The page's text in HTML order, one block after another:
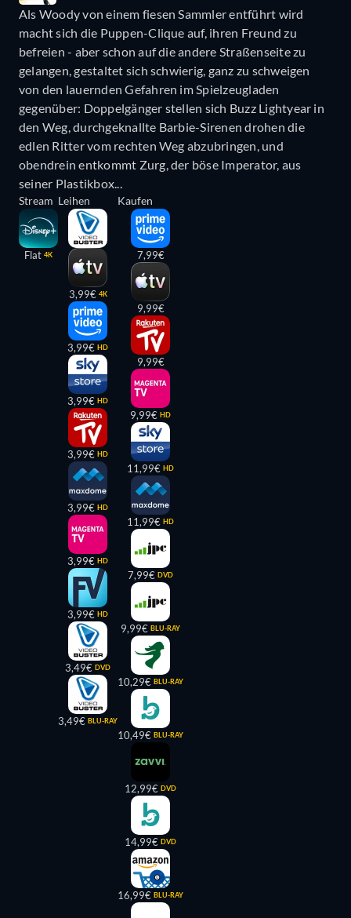
Als Woody von einem fiesen Sammler entführt wird
macht sich die Puppen-Clique auf, ihren Freund zu
befreien - aber schon auf die andere Straßenseite zu
gelangen, gestaltet sich schwierig, ganz zu schweigen
von den lauernden Gefahren im Spielzeugladen
gegenüber: Doppelgänger stellen sich Buzz Lightyear in
den Weg, durchgeknallte Barbie-Sirenen drohen die
edlen Ritter vom rechten Weg abzubringen, und
obendrein entkommt Zurg, der böse Imperator, aus
seiner Plastikbox...
Stream
Flat 4K
Leihen
3,99€ 4K
3,99€ HD
3,99€ HD
3,99€ HD
3,99€ HD
3,99€ HD
3,99€ HD
3,49€ DVD
3,49€ BLU-RAY
Kaufen
7,99€
9,99€
9,99€
9,99€ HD
11,99€ HD
11,99€ HD
7,99€ DVD
9,99€ BLU-RAY
10,29€ BLU-RAY
10,49€ BLU-RAY
12,99€ DVD
14,99€ DVD
16,99€ BLU-RAY